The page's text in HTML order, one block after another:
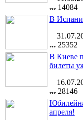
14084
В
25352
В Киеве
билеты
28146
апреля!